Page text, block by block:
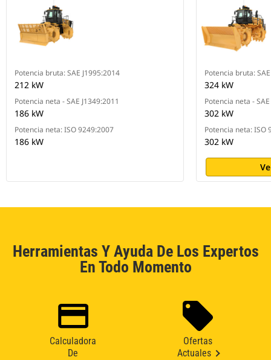
Potencia bruta: SAE J1995:2014
212 kW
Potencia neta - SAE J1349:2011
186 kW
Potencia neta: ISO 9249:2007
186 kW
Potencia bruta:
324 kW
Potencia neta -
302 kW
Potencia neta: ISO
302 kW
Herramientas Y Ayuda De Los Expertos
En Todo Momento
Calculadora
De
Ofertas
Actuales